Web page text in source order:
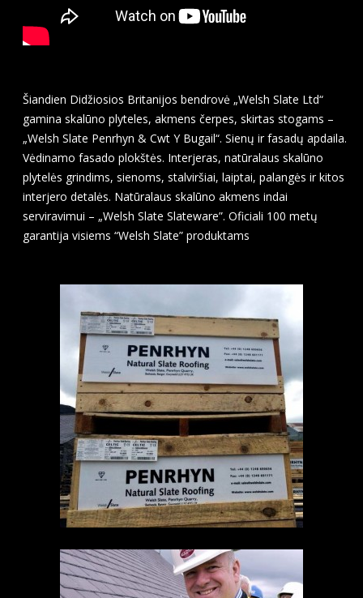
Šiandien Didžiosios Britanijos bendrovė „Welsh Slate Ltd“
gamina skalūno plyteles, akmens čerpes, skirtas stogams –
„Welsh Slate Penrhyn & Cwt Y Bugail“. Sienų ir fasadų apdaila.
Vėdinamo fasado plokštės. Interjeras, natūralaus skalūno
plytelės grindims, sienoms, stalviršiai, laiptai, palangės ir kitos
interjero detalės. Natūralaus skalūno akmens indai
serviravimui – „Welsh Slate Slateware”. Oficiali 100 metų
garantija visiems “Welsh Slate” produktams